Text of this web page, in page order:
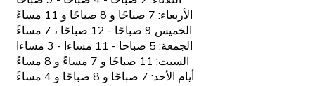
الأربعاء: 7 صباحًا و 8 صباحًا و 11 مساءً
الخميس 9 صباحًا - 12 صباحًا ، 7 مساءً
الجمعة: 5 صباحا - 11 مساءا - 3 مساءا
السبت: 11 صباحًا و 7 مساءً و 8 مساءً
أيام الأحد: 7 صباحًا و 8 صباحًا و 4 مساءً